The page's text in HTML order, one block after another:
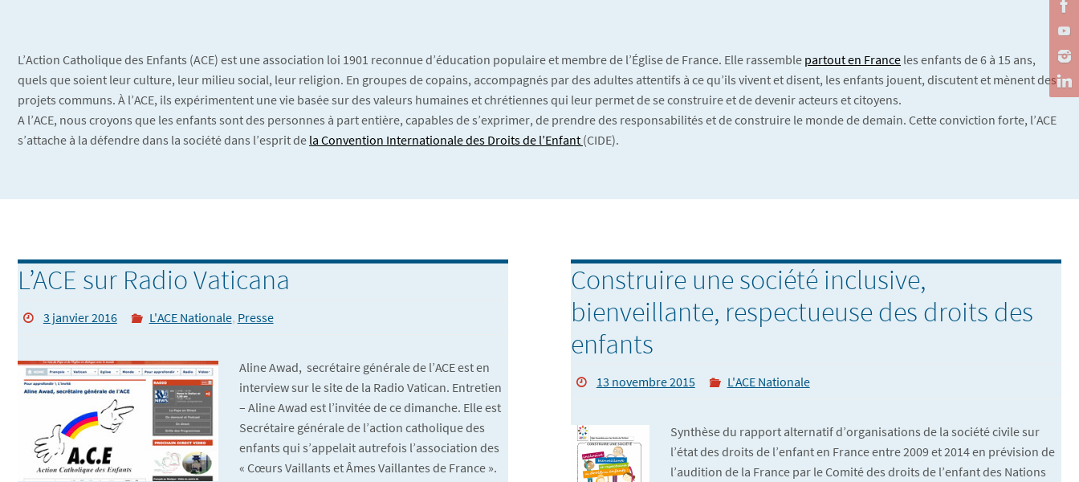
L’Action Catholique des Enfants (ACE) est une association loi 1901 reconnue d’éducation populaire et membre de l’Église de France. Elle rassemble partout en France les enfants de 6 à 15 ans,
quels que soient leur culture, leur milieu social, leur religion. En groupes de copains, accompagnés par des adultes attentifs à ce qu’ils vivent et disent, les enfants jouent, discutent et mènent des
projets communs. À l’ACE, ils expérimentent une vie basée sur des valeurs humaines et chrétiennes qui leur permet de se construire et de devenir acteurs et citoyens.
A l’ACE, nous croyons que les enfants sont des personnes à part entière, capables de s’exprimer, de prendre des responsabilités et de construire le monde de demain. Cette conviction forte, l’ACE
s’attache à la défendre dans la société dans l’esprit de la Convention Internationale des Droits de l’Enfant (CIDE).
L’ACE sur Radio Vaticana
3 janvier 2016 L'ACE Nationale, Presse
Aline Awad, secrétaire générale de l’ACE est en
interview sur le site de la Radio Vatican. Entretien
– Aline Awad est l’invitée de ce dimanche. Elle est
Secrétaire générale de l’action catholique des
enfants qui s’appelait autrefois l’association des
« Cœurs Vaillants et Âmes Vaillantes de France ».
Construire une société inclusive,
bienveillante, respectueuse des droits des
enfants
13 novembre 2015 L'ACE Nationale
Synthèse du rapport alternatif d’organisations de la société civile sur
l’état des droits de l’enfant en France entre 2009 et 2014 en prévision de
l’audition de la France par le Comité des droits de l’enfant des Nations